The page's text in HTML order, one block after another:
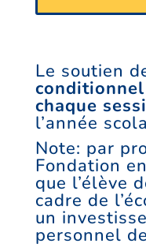
Le soutien
chaque
l’année
Note: par
Fondation
que l’élève
cadre de
un
personnel